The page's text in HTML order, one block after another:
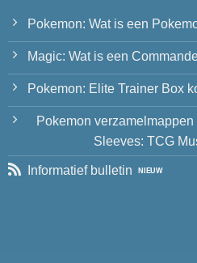
Pokemon: Wat is een
Magic: Wat is een
Pokemon: Elite Trainer Box
Pokemon
Sleeves: TCG
Informatief bulletin